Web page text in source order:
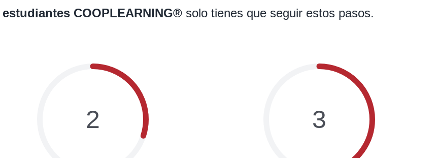
COOPLEARNING®solo tienes que seguir estos pasos.
2 3